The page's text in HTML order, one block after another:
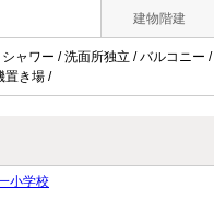
建物階建
ャワー / 洗面所独立 / バルコニ
置き場 /
小学校